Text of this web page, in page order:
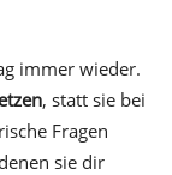
immer wieder.
, statt sie bei
Fragen
sie dir